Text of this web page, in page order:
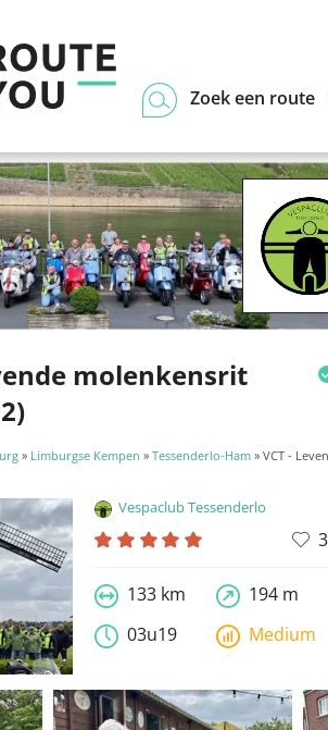
Zoek een route
molenkensrit
» Limburgse Kempen » Tessenderlo-Ham » VCT -
Vespaclub Tessenderlo
133 km
194 m
03u19
Medium